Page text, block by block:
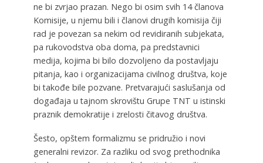
ne bi zvrjao prazan. Nego bi osim svih 14 članova
Komisije, u njemu bili i članovi drugih komisija čiji
rad je povezan sa nekim od revidiranih subjekata,
pa rukovodstva oba doma, pa predstavnici
medija, kojima bi bilo dozvoljeno da postavljaju
pitanja, kao i organizacijama civilnog društva, koje
bi takođe bile pozvane. Pretvarajući saslušanja od
događaja u tajnom skrovištu Grupe TNT u istinski
praznik demokratije i zrelosti čitavog društva.
Šesto, opštem formalizmu se pridružio i novi
generalni revizor. Za razliku od svog prethodnika